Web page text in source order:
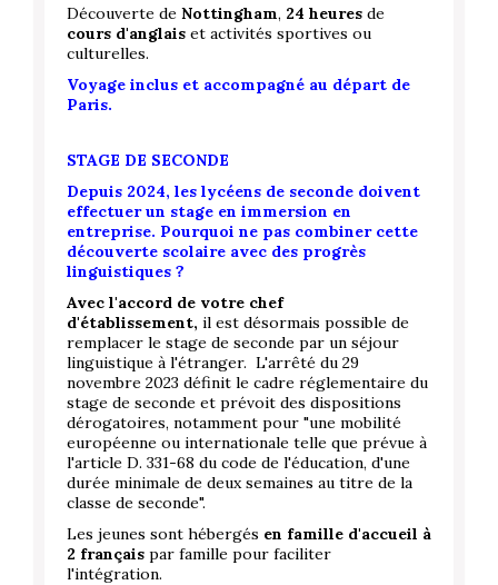
Découverte de Nottingham, 24 heures de
cours d'anglais et activités sportives ou
culturelles.
Voyage inclus et accompagné au départ de
Paris.
STAGE DE SECONDE
Depuis 2024, les lycéens de seconde doivent
effectuer un stage en immersion en
entreprise. Pourquoi ne pas combiner cette
découverte scolaire avec des progrès
linguistiques ?
Avec l'accord de votre chef
d'établissement, il est désormais possible de
remplacer le stage de seconde par un séjour
linguistique à l'étranger. L'arrêté du 29
novembre 2023 définit le cadre réglementaire du
stage de seconde et prévoit des dispositions
dérogatoires, notamment pour "une mobilité
européenne ou internationale telle que prévue à
l'article D. 331-68 du code de l'éducation, d'une
durée minimale de deux semaines au titre de la
classe de seconde".
Les jeunes sont hébergés en famille d'accueil à
2 français par famille pour faciliter
l'intégration.